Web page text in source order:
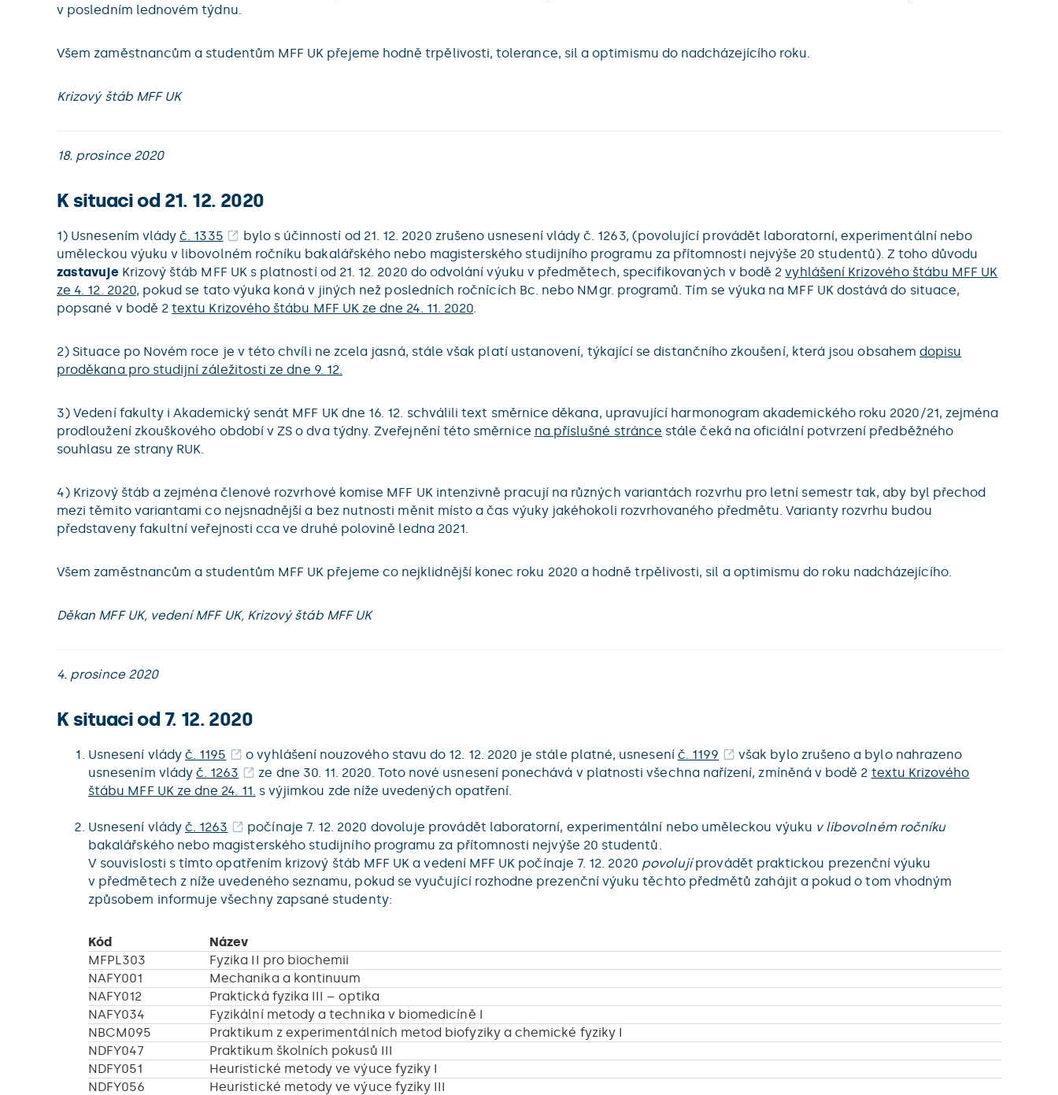
v posledním lednovém týdnu.
Všem zaměstnancům a studentům MFF UK přejeme hodně trpělivosti, tolerance, sil a optimismu do nadcházejícího roku.
Krizový štáb MFF UK
18. prosince 2020
K situaci od 21. 12. 2020
1) Usnesením vládyč. 1335
bylo s účinností od 21. 12. 2020 zrušeno usnesení vlády č. 1263, (povolující provádět laboratorní, experimentální nebo
uměleckou výuku v libovolném ročníku bakalářského nebo magisterského studijního programu za přítomnosti nejvýše 20 studentů). Z toho důvodu
zastavujeKrizový štáb MFF UK s platností od 21. 12. 2020 do odvolání výuku v předmětech, specifikovaných v bodě 2vyhlášení Krizového štábu MFF UK
ze 4. 12. 2020, pokud se tato výuka koná v jiných než posledních ročnících Bc. nebo NMgr. programů. Tím se výuka na MFF UK dostává do situace,
popsané v bodě 2textu Krizového štábu MFF UK ze dne 24. 11. 2020.
2) Situace po Novém roce je v této chvíli ne zcela jasná, stále však platí ustanovení, týkající se distančního zkoušení, která jsou obsahem dopisu
proděkana pro studijní záležitosti ze dne 9. 12.
3) Vedení fakulty i Akademický senát MFF UK dne 16. 12. schválili text směrnice děkana, upravující harmonogram akademického roku 2020/21, zejména
prodloužení zkouškového období v ZS o dva týdny. Zveřejnění této směrnice na příslušné stránce stále čeká na oficiální potvrzení předběžného
souhlasu ze strany RUK.
4) Krizový štáb a zejména členové rozvrhové komise MFF UK intenzivně pracují na různých variantách rozvrhu pro letní semestr tak, aby byl přechod
mezi těmito variantami co nejsnadnější a bez nutnosti měnit místo a čas výuky jakéhokoli rozvrhovaného předmětu. Varianty rozvrhu budou
představeny fakultní veřejnosti cca ve druhé polovině ledna 2021.
Všem zaměstnancům a studentům MFF UK přejeme co nejklidnější konec roku 2020 a hodně trpělivosti, sil a optimismu do roku nadcházejícího.
Děkan MFF UK, vedení MFF UK, Krizový štáb MFF UK
4. prosince 2020
K situaci od 7. 12. 2020
Usnesení vlády č. 1195 o vyhlášení nouzového stavu do 12. 12. 2020 je stále platné, usnesení č. 1199
však bylo zrušeno a bylo nahrazeno
usnesením vládyč. 1263 ze dne 30. 11. 2020. Toto nové usnesení ponechává v platnosti všechna nařízení, zmíněná v bodě 2 textu Krizového
štábu MFF UK ze dne 24. 11. s výjimkou zde níže uvedených opatření.
Usnesení vlády č. 1263 počínaje 7. 12. 2020 dovoluje provádět laboratorní, experimentální nebo uměleckou výuku v libovolném ročníku
bakalářského nebo magisterského studijního programu za přítomnosti nejvýše 20 studentů.
V souvislosti s tímto opatřením krizový štáb MFF UK a vedení MFF UK počínaje 7. 12. 2020 povolujíprovádět praktickou prezenční výuku
v předmětech z níže uvedeného seznamu, pokud se vyučující rozhodne prezenční výuku těchto předmětů zahájit a pokud o tom vhodným
způsobem informuje všechny zapsané studenty:
Kód
Název
MFPL303
Fyzika II pro biochemii
NAFY001
Mechanika a kontinuum
NAFY012
Praktická fyzika III – optika
NAFY034
Fyzikální metody a technika v biomedicíně I
NBCM095
Praktikum z experimentálních metod biofyziky a chemické fyziky I
NDFY047
Praktikum školních pokusů III
NDFY051
Heuristické metody ve výuce fyziky I
NDFY056
Heuristické metody ve výuce fyziky III